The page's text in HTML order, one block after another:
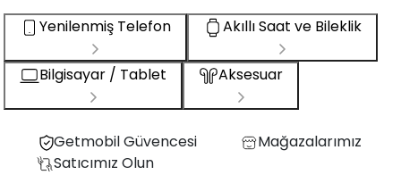
Yenilenmiş Telefon Akıllı Saat ve Bileklik
Bilgisayar / Tablet Aksesuar
Getmobil Güvencesi
Mağazalarımız
Satıcımız Olun